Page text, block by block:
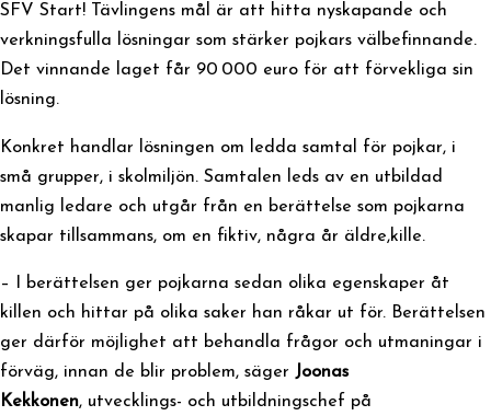
SFV Start! Tävlingens mål är att hitta nyskapande och
verkningsfulla lösningar som stärker pojkars välbefinnande.
Det vinnande laget får 90 000 euro för att förvekliga sin
lösning.
Konkret handlar lösningen om ledda samtal för pojkar, i
små grupper, i skolmiljön. Samtalen leds av en utbildad
manlig ledare och utgår från en berättelse som pojkarna
skapar tillsammans, om en fiktiv, några år äldre,kille.
– I berättelsen ger pojkarna sedan olika egenskaper åt
killen och hittar på olika saker han råkar ut för. Berättelsen
ger därför möjlighet att behandla frågor och utmaningar i
förväg, innan de blir problem, säger Joonas
Kekkonen, utvecklings- och utbildningschef på